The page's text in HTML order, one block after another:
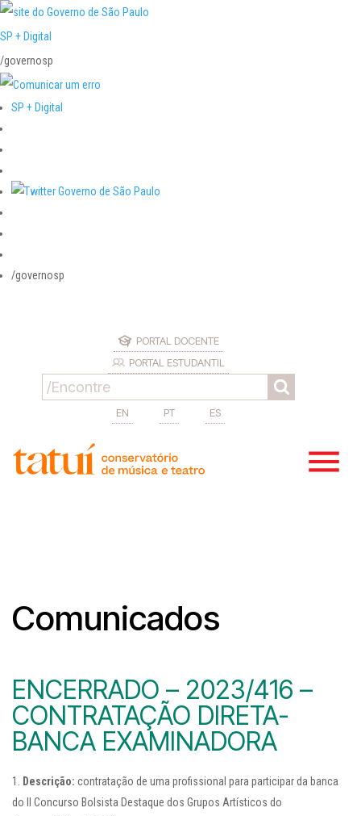
SP + Digital
/governosp
SP + Digital
/governosp
PORTAL DOCENTE
PORTAL ESTUDANTIL
EN PT ES
Comunicados
ENCERRADO – 2023/416 –
CONTRATAÇÃO DIRETA-
BANCA EXAMINADORA
Descrição: contratação de uma profissional para participar da banca
do II Concurso Bolsista Destaque dos Grupos Artísticos do